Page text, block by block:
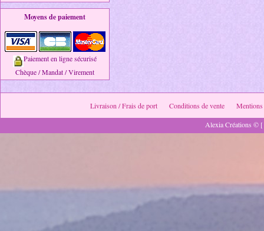
Moyens de paiement
Paiement en ligne sécurisé
Chèque / Mandat / Virement
Livraison / Frais de port Conditions de vente
Mentions
Alexia Créations ©